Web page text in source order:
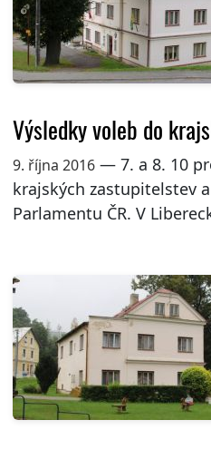
Výsledky voleb do
9. října 2016— 7. a 8. 10
krajských zastupitelstev
Parlamentu ČR. V